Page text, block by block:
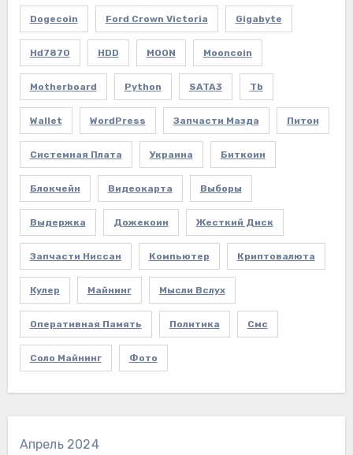
Dogecoin Ford Crown Victoria Gigabyte
Hd7870 HDD MOON Mooncoin
Motherboard Python SATA3 Tb
Wallet WordPress Запчасти Мазда Питон
Системная Плата Украина Биткоин
Блокчейн Видеокарта Выборы
Выдержка Дожекоин Жесткий Диск
Запчасти Ниссан Компьютер Криптовалюта
Кулер Майнинг Мысли Вслух
Оперативная Память Политика Смс
Соло Майнинг Фото
Апрель 2024